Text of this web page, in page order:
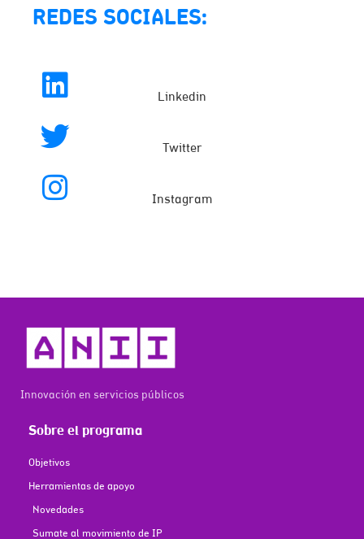
REDES SOCIALES:
Linkedin
Twitter
Instagram
Innovación en servicios públicos
Sobre el programa
Objetivos
Herramientas de apoyo
Novedades
Sumate al movimiento de IP